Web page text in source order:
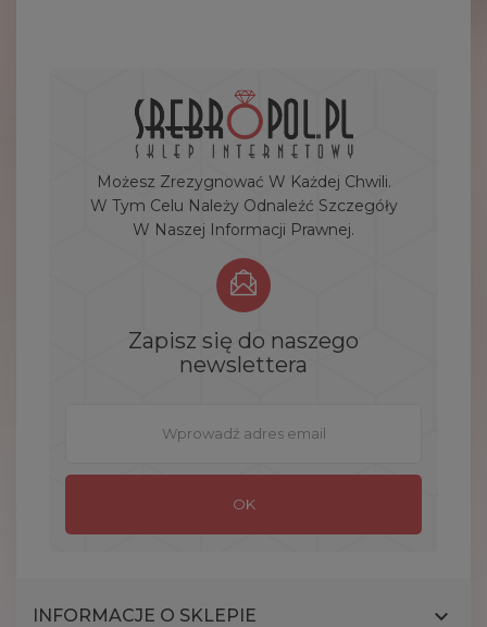
Możesz Zrezygnować W Każdej Chwili.
W Tym Celu Należy Odnaleźć Szczegóły
W Naszej Informacji Prawnej.
Zapisz się do naszego
newslettera
INFORMACJE O SKLEPIE 